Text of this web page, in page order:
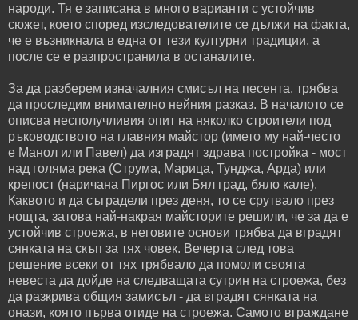
народи. Тя е записана в много варианти с устойчив
сюжет, което според изследователите се дължи на факта,
че е възникнала в една от тези културни традиции, а
после се е разпространила в останалите.
За да разберем изначалния смисъл на песента, трябва
да проследим внимателно нейния разказ. В началото се
описва несполучливия опит на няколко строители под
ръководството на главния майстор (името му най-често
е Манол или Павел) да изградят здрава постройка - мост
над голяма река (Струма, Марица, Тунджа, Арда) или
крепост (наричана Пиргос или Бял град, бяло кале).
Каквото и да съградели през деня, то се срутвало през
нощта, затова най-накрая майсторите решили, че за да е
устойчив строежа, в неговите основи трябва да вградят
сянката на скъп за тях човек. Вечерта след това
решение всеки от тях трябвало да помоли своята
невеста да дойде на следващата сутрин на строежа, без
да разкрива общия замисъл - да вградят сянката на
онази, която първа отиде на строежа. Самото вграждане